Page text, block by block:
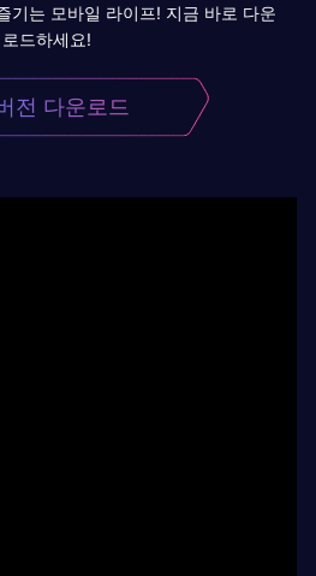
기는 모바일 라이프! 지금 바로 다운
로드하세요!
전 다운로드